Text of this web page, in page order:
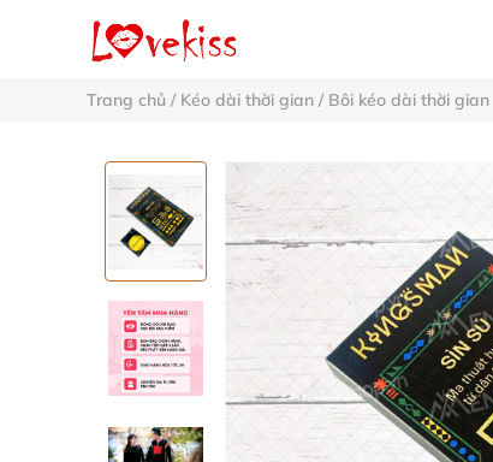
Trang chủ / Kéo dài thời gian / Bôi kéo dài thời gian